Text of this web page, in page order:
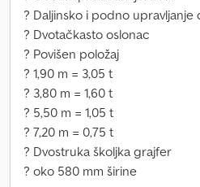
? Daljinsko i podno upravljanje
? Dvotačkasto oslonac
? Povišen položaj
? 1,90 m = 3,05 t
? 3,80 m = 1,60 t
? 5,50 m = 1,05 t
? 7,20 m = 0,75 t
? Dvostruka školjka grajfer
? oko 580 mm širine